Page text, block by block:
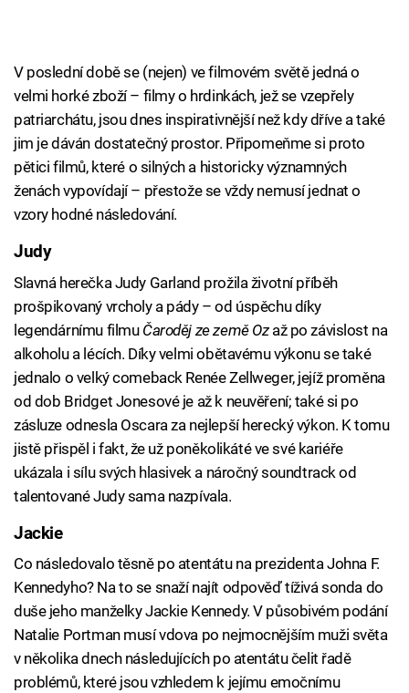
V poslední době se (nejen) ve filmovém světě jedná o
velmi horké zboží – filmy o hrdinkách, jež se vzepřely
patriarchátu, jsou dnes inspirativnější než kdy dříve a také
jim je dáván dostatečný prostor. Připomeňme si proto
pětici filmů, které o silných a historicky významných
ženách vypovídají – přestože se vždy nemusí jednat o
vzory hodné následování.
Judy
Slavná herečka Judy Garland prožila životní příběh
prošpikovaný vrcholy a pády – od úspěchu díky
legendárnímu filmu Čaroděj ze země Ozaž po závislost na
alkoholu a lécích. Díky velmi obětavému výkonu se také
jednalo o velký comeback Renée Zellweger, jejíž proměna
od dob Bridget Jonesové je až k neuvěření; také si po
zásluze odnesla Oscara za nejlepší herecký výkon. K tomu
jistě přispěl i fakt, že už poněkolikáté ve své kariéře
ukázala i sílu svých hlasivek a náročný soundtrack od
talentované Judy sama nazpívala.
Jackie
Co následovalo těsně po atentátu na prezidenta Johna F.
Kennedyho? Na to se snaží najít odpověď tíživá sonda do
duše jeho manželky Jackie Kennedy. V působivém podání
Natalie Portman musí vdova po nejmocnějším muži světa
v několika dnech následujících po atentátu čelit řadě
problémů, které jsou vzhledem k jejímu emočnímu